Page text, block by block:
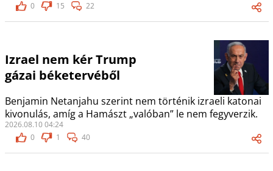
0
15 22
Izrael nem kér Trump
gázai béketervéből
Benjamin Netanjahu szerint nem történik izraeli katonai
kivonulás, amíg a Hamászt „valóban” le nem fegyverzik.
2026.08.10 04:24
0
1 40